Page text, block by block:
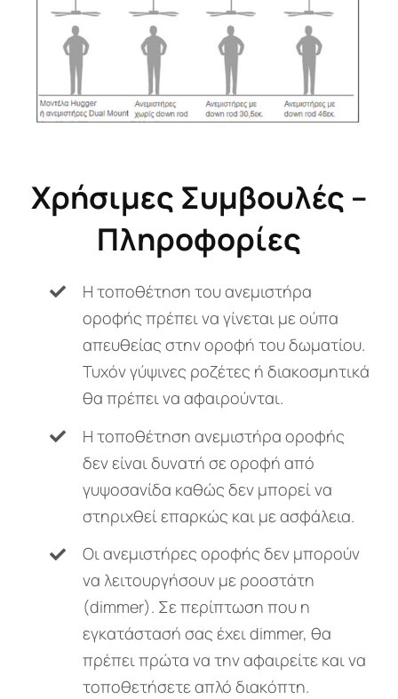
Xρήσιμες Συμβουλές –
Πληροφορίες
Η τοποθέτηση του ανεμιστήρα
οροφής πρέπει να γίνεται με ούπα
απευθείας στην οροφή του δωματίου.
Τυχόν γύψινες ροζέτες ή διακοσμητικά
θα πρέπει να αφαιρούνται.
Η τοποθέτηση ανεμιστήρα οροφής
δεν είναι δυνατή σε οροφή από
γυψοσανίδα καθώς δεν μπορεί να
στηριχθεί επαρκώς και με ασφάλεια.
Οι ανεμιστήρες οροφής δεν μπορούν
να λειτουργήσουν με ροοστάτη
(dimmer). Σε περίπτωση που η
εγκατάστασή σας έχει dimmer, θα
πρέπει πρώτα να την αφαιρείτε και να
τοποθετήσετε απλό διακόπτη.